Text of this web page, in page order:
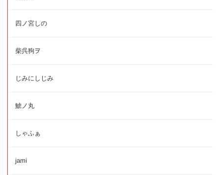
四ノ宮しの
柴呉狗ヲ
じみにしじみ
鯱ノ丸
しゃふぁ
jami